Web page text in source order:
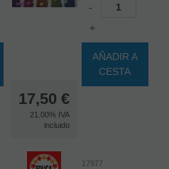
17,50 €
21.00% IVA
incluido
-
+
AÑADIR A
CESTA
17977